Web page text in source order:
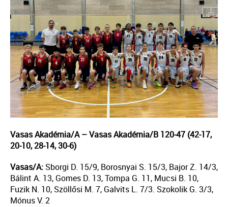
Vasas Akadémia/A – Vasas Akadémia/B 120-47 (42-17,
20-10, 28-14, 30-6)
Vasas/A: Sborgi D. 15/9, Borosnyai S. 15/3, Bajor Z. 14/3,
Bálint A. 13, Gomes D. 13, Tompa G. 11, Mucsi B. 10,
Fuzik N. 10, Szöllősi M. 7, Galvits L. 7/3. Szokolik G. 3/3,
Mónus V. 2